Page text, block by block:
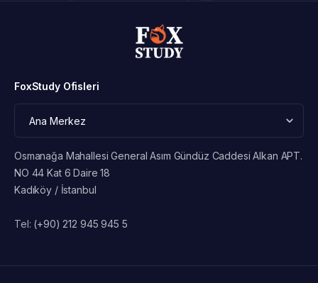
FoxStudy Ofisleri
Osmanağa Mahallesi General Asım Gündüz Caddesi Alkan APT.
NO 44 Kat 6 Daire 18
Kadıköy / İstanbul
Tel: (+90) 212 945 945 5